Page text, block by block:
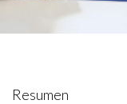
Resumen